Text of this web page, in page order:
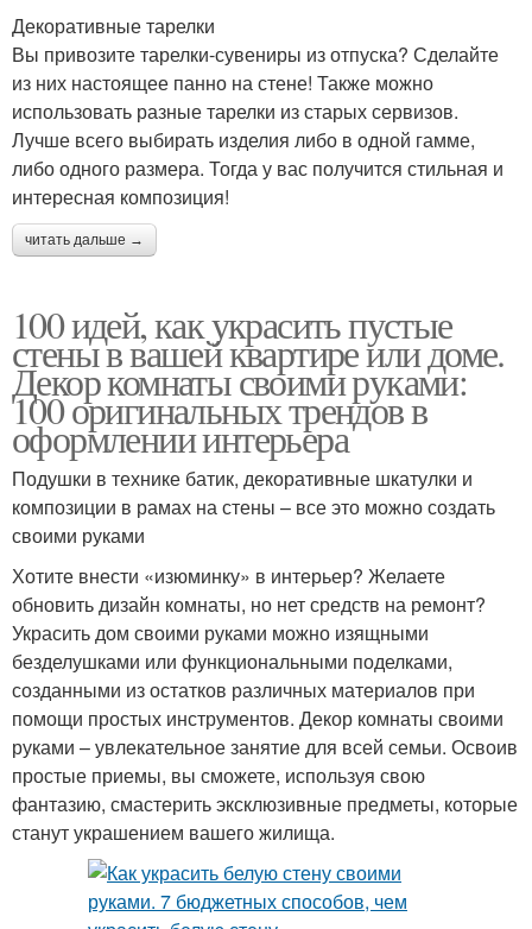
Декоративные тарелки
Вы привозите тарелки-сувениры из отпуска? Сделайте
из них настоящее панно на стене! Также можно
использовать разные тарелки из старых сервизов.
Лучше всего выбирать изделия либо в одной гамме,
либо одного размера. Тогда у вас получится стильная и
интересная композиция!
читать дальше →
100 идей, как украсить пустые
стены в вашей квартире или доме.
Декор комнаты своими руками:
100 оригинальных трендов в
оформлении интерьера
Подушки в технике батик, декоративные шкатулки и
композиции в рамах на стены – все это можно создать
своими руками
Хотите внести «изюминку» в интерьер? Желаете
обновить дизайн комнаты, но нет средств на ремонт?
Украсить дом своими руками можно изящными
безделушками или функциональными поделками,
созданными из остатков различных материалов при
помощи простых инструментов. Декор комнаты своими
руками – увлекательное занятие для всей семьи. Освоив
простые приемы, вы сможете, используя свою
фантазию, смастерить эксклюзивные предметы, которые
станут украшением вашего жилища.